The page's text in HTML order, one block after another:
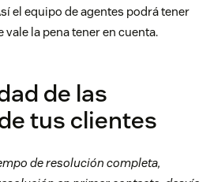
el equipo de agentes podrá tener
vale la pena tener en cuenta.
de las
tus clientes
de resolución completa,